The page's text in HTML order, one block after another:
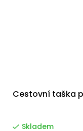
Cestovní taška
Skladem